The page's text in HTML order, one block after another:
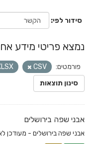
סידור לפי
נמצא פריטי מידע
פורמטים: CSV
סינון תוצאות
אבני שפה בירושלים
אבני שפה בירושלים - מעודכן